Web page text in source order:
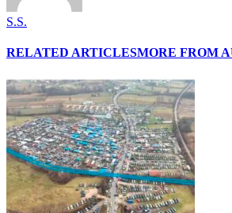
S.S.
RELATED ARTICLESMORE FROM